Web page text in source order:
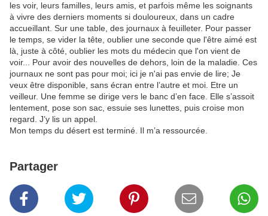
les voir, leurs familles, leurs amis, et parfois même les soignants
à vivre des derniers moments si douloureux, dans un cadre
accueillant. Sur une table, des journaux à feuilleter. Pour passer
le temps, se vider la tête, oublier une seconde que l'être aimé est
là, juste à côté, oublier les mots du médecin que l'on vient de
voir... Pour avoir des nouvelles de dehors, loin de la maladie. Ces
journaux ne sont pas pour moi; ici je n'ai pas envie de lire; Je
veux être disponible, sans écran entre l’autre et moi. Etre un
veilleur. Une femme se dirige vers le banc d’en face. Elle s’assoit
lentement, pose son sac, essuie ses lunettes, puis croise mon
regard. J’y lis un appel.
Mon temps du désert est terminé. Il m’a ressourcée.
Partager